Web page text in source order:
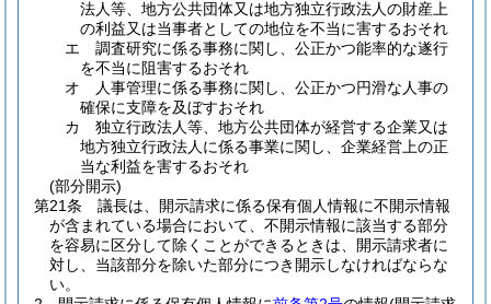
法人等、地方公共団体又は地方独立行政法人の財産上
の利益又は当事者としての地位を不当に害するおそれ
エ
調査研究に係る事務に関し、公正かつ能率的な遂行
を不当に阻害するおそれ
オ
人事管理に係る事務に関し、公正かつ円滑な人事の
確保に支障を及ぼすおそれ
カ
独立行政法人等、地方公共団体が経営する企業又は
地方独立行政法人に係る事業に関し、企業経営上の正
当な利益を害するおそれ
(部分開示)
第21条
議長は、開示請求に係る保有個人情報に不開示情報
が含まれている場合において、不開示情報に該当する部分
を容易に区分して除くことができるときは、開示請求者に
対し、当該部分を除いた部分につき開示しなければならな
い。